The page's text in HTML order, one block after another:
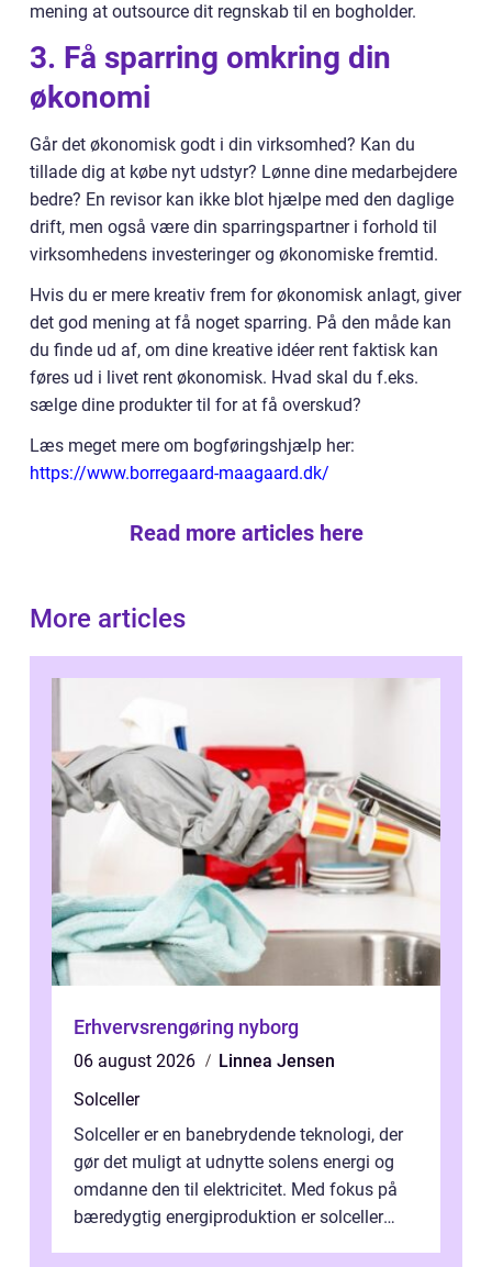
mening at outsource dit regnskab til en bogholder.
3. Få sparring omkring din
økonomi
Går det økonomisk godt i din virksomhed? Kan du
tillade dig at købe nyt udstyr? Lønne dine medarbejdere
bedre? En revisor kan ikke blot hjælpe med den daglige
drift, men også være din sparringspartner i forhold til
virksomhedens investeringer og økonomiske fremtid.
Hvis du er mere kreativ frem for økonomisk anlagt, giver
det god mening at få noget sparring. På den måde kan
du finde ud af, om dine kreative idéer rent faktisk kan
føres ud i livet rent økonomisk. Hvad skal du f.eks.
sælge dine produkter til for at få overskud?
Læs meget mere om bogføringshjælp her:
https://www.borregaard-maagaard.dk/
Read more articles here
More articles
Erhvervsrengøring nyborg
06 august 2026
Linnea Jensen
Solceller
Solceller er en banebrydende teknologi, der
gør det muligt at udnytte solens energi og
omdanne den til elektricitet. Med fokus på
bæredygtig energiproduktion er solceller